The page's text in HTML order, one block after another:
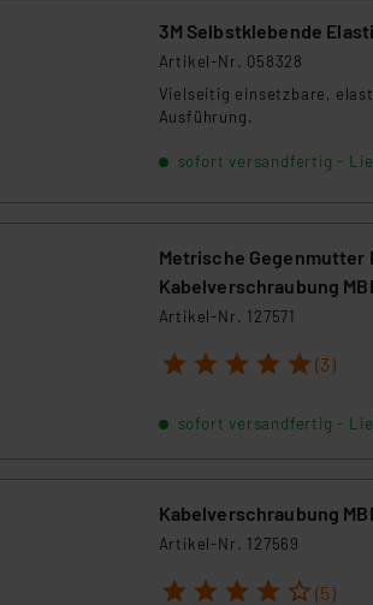
3M Selbstklebende
Artikel-Nr. 058328
Vielseitig einsetzbare,
Ausführung.
sofort versandfertig -
Metrische Gegenmutter
Kabelverschraubung
Artikel-Nr. 127571
1 2 3 4 5 (3)
sofort versandfertig -
Kabelverschraubung
Artikel-Nr. 127569
1 2 3 4 5 (5)